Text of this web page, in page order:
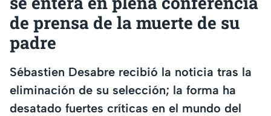
de prensa de la muerte de su
padre
Sébastien Desabre recibió la noticia tras la
eliminación de su selección; la forma ha
desatado fuertes críticas en el mundo del